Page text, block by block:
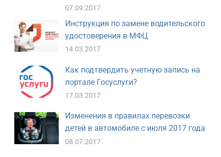
07.09.2017
Инструкция по замене водительского
удостоверения в МФЦ
14.03.2017
Как подтвердить учетную запись на
портале Госуслуги?
17.03.2017
Изменения в правилах перевозки
детей в автомобиле с июля 2017 года
08.07.2017